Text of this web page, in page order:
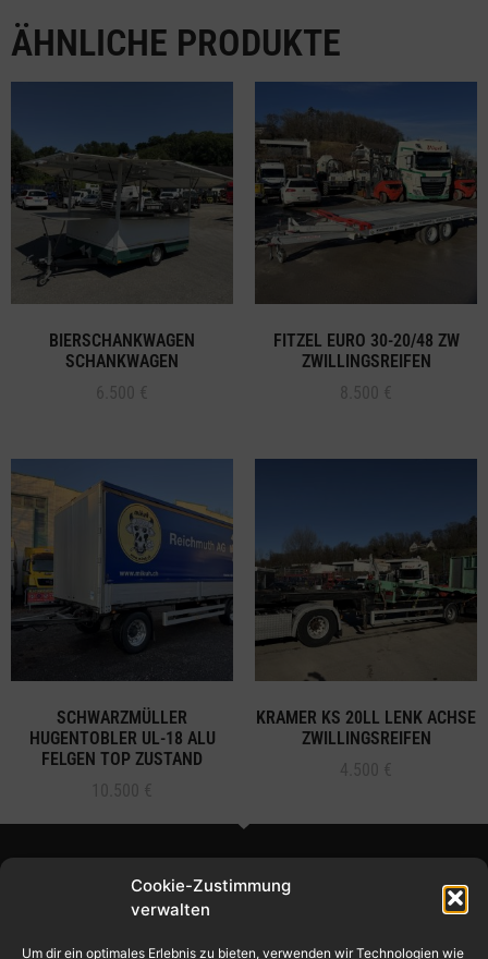
Cookie-Zustimmung
verwalten
Um dir ein optimales Erlebnis zu bieten, verwenden wir Technologien wie
ÄHNLICHE PRODUKTE
BIERSCHANKWAGEN
SCHANKWAGEN
FITZEL EURO 30-20/48 ZW
ZWILLINGSREIFEN
SCHWARZMÜLLER
HUGENTOBLER UL-18 ALU
FELGEN TOP ZUSTAND
KRAMER KS 20LL LENK ACHSE
ZWILLINGSREIFEN